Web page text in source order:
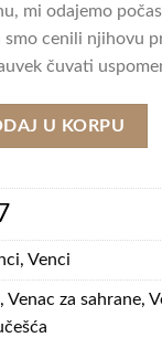
mi odajemo
smo cenili njihovu
čuvati
ljljani,
U KORPU
, Venci
, Venac za sahrane,